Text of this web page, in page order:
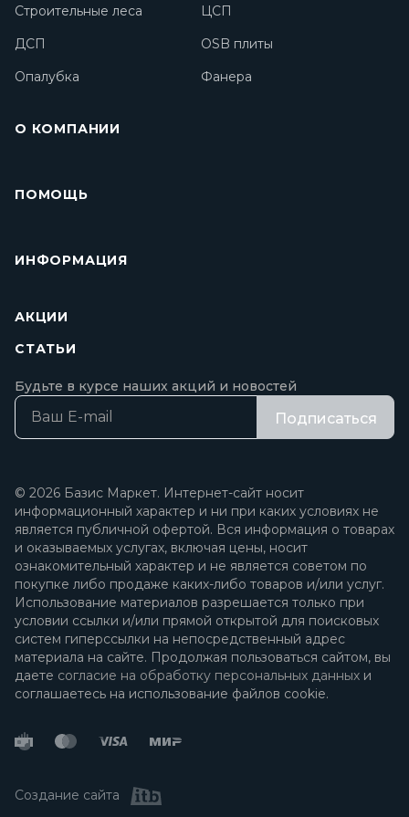
Строительные леса
ЦСП
ДСП
OSB плиты
Опалубка
Фанера
О КОМПАНИИ
ПОМОЩЬ
ИНФОРМАЦИЯ
АКЦИИ
СТАТЬИ
Будьте в курсе наших акций и новостей
Подписаться
© 2026 Базис Маркет. Интернет-сайт носит
информационный характер и ни при каких условиях не
является публичной офертой. Вся информация о товарах
и оказываемых услугах, включая цены, носит
ознакомительный характер и не является советом по
покупке либо продаже каких-либо товаров и/или услуг.
Использование материалов разрешается только при
условии ссылки и/или прямой открытой для поисковых
систем гиперссылки на непосредственный адрес
материала на сайте. Продолжая пользоваться сайтом, вы
даете согласие на обработку персональных данных и
соглашаетесь на использование файлов cookie.
Создание сайта